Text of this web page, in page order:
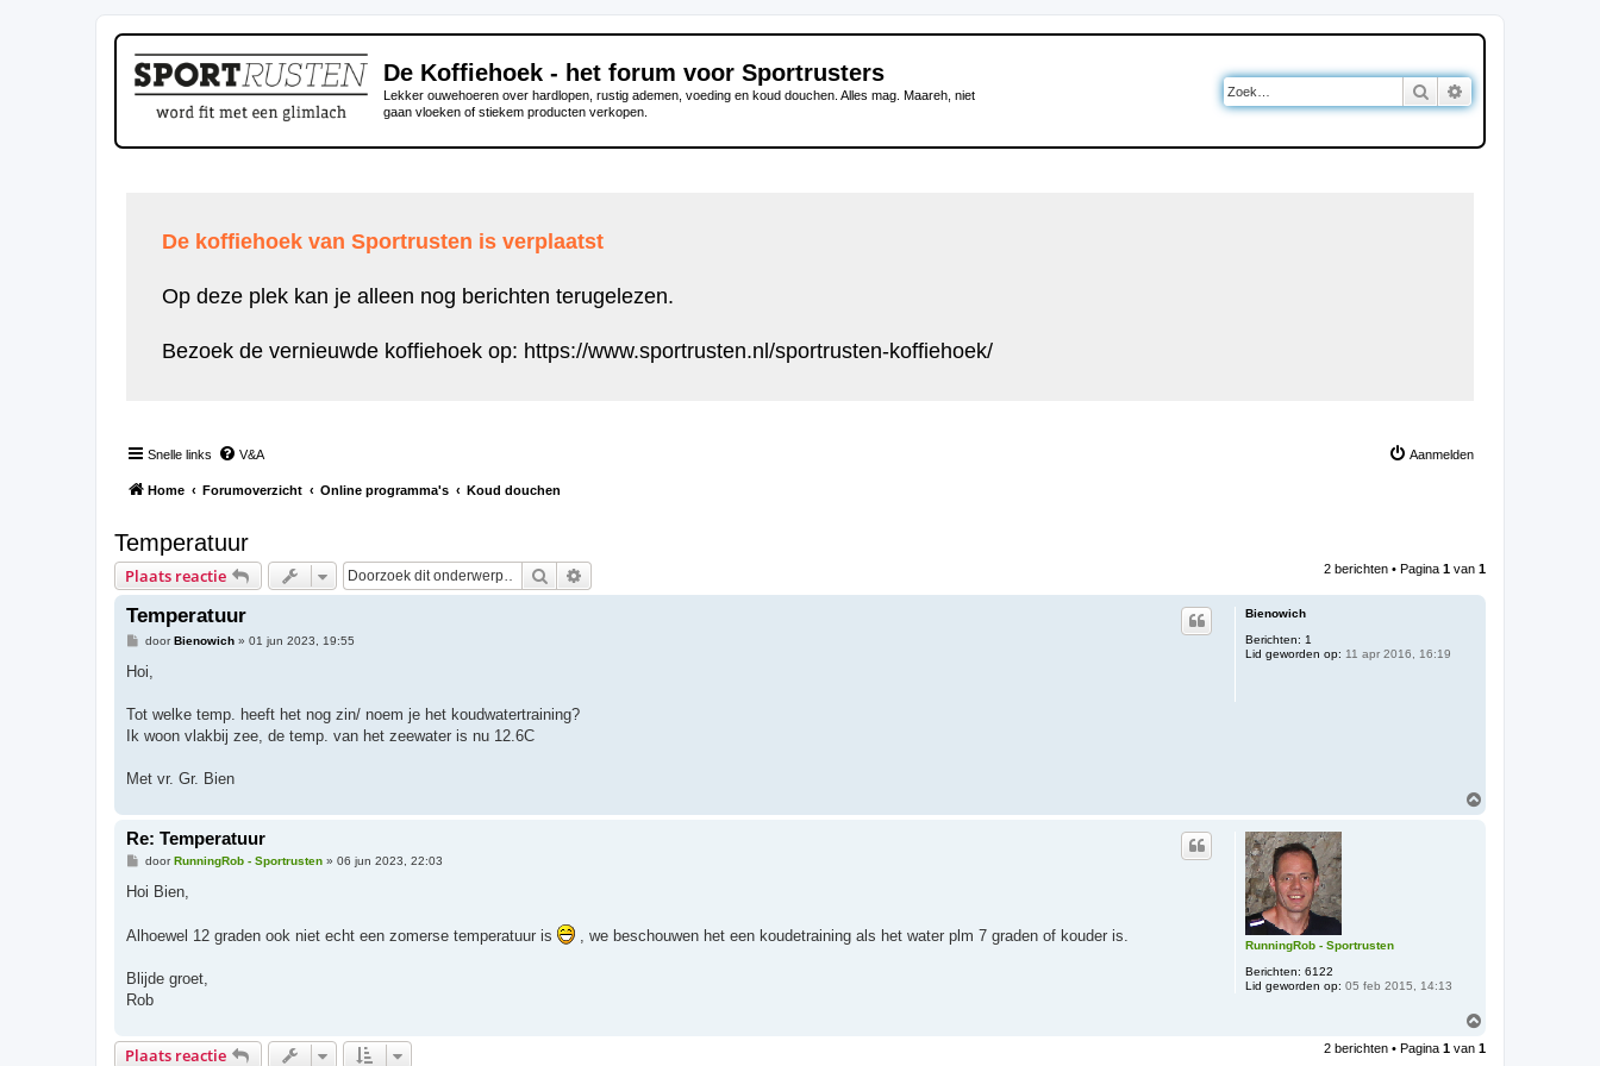
De Koffiehoek - het forum voor Sportrusters
Lekker ouwehoeren over hardlopen, rustig ademen, voeding en koud douchen. Alles mag. Maareh, niet
gaan vloeken of stiekem producten verkopen.
Zoek
De koffiehoek van Sportrusten is verplaatst
Op deze plek kan je alleen nog berichten terugelezen.
Bezoek de vernieuwde koffiehoek op: https://www.sportrusten.nl/sportrusten-koffiehoek/
Snelle links V&A Aanmelden
Home Forumoverzicht Online programma's Koud douchen
Temperatuur
Plaats reactie Zoek 2 berichten • Pagina 1 van 1
Bienowich
Berichten: 1
Lid geworden op: 11 apr 2016, 16:19
Temperatuur
B
r
h
doorBienowich» 01 jun 2023, 19:55
Hoi,
Tot welke temp. heeft het nog zin/ noem je het koudwatertraining?
Ik woon vlakbij zee, de temp. van het zeewater is nu 12.6C
Met vr. Gr. Bien
RunningRob - Sportrusten
Berichten: 6122
Lid geworden op: 05 feb 2015, 14:13
Re: Temperatuur
B
r
h
t
doorRunningRob - Sportrusten» 06 jun 2023, 22:03
Hoi Bien,
Alhoewel 12 graden ook niet echt een zomerse temperatuur is , we beschouwen het een koudetraining als het water plm 7 graden of kouder is.
Blijde groet,
Rob
h
Plaats reactie 2 berichten • Pagina 1 van 1